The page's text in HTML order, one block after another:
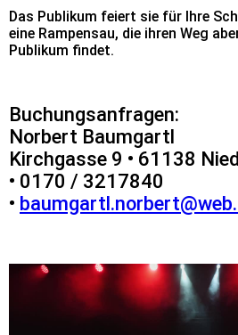
Das Publikum feiert sie für Ihre
eine Rampensau, die ihren Weg
Publikum findet.
Buchungsanfragen:
Norbert Baumgartl
Kirchgasse 9 • 61138
• 0170 / 3217840
•